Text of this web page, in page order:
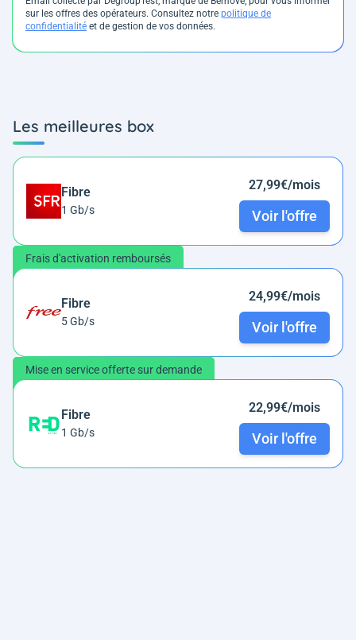
sur les offres des opérateurs. Consultez notre politique de
confidentialité et de gestion de vos données.
Les meilleures box
Fibre
1 Gb/s
27,99€/mois
Voir l'offre
Frais d'activation remboursés
Fibre
5 Gb/s
24,99€/mois
Voir l'offre
Mise en service offerte sur demande
Fibre
1 Gb/s
22,99€/mois
Voir l'offre